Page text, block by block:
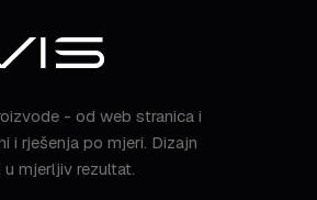
- od web stranica i
i rješenja po mjeri. Dizajn
mjerljiv rezultat.